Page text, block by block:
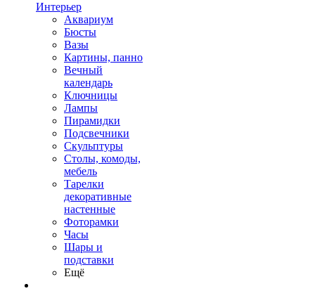
Интерьер
Аквариум
Бюсты
Вазы
Картины, панно
Вечный
календарь
Ключницы
Лампы
Пирамидки
Подсвечники
Скульптуры
Столы, комоды,
мебель
Тарелки
декоративные
настенные
Фоторамки
Часы
Шары и
подставки
Ещё